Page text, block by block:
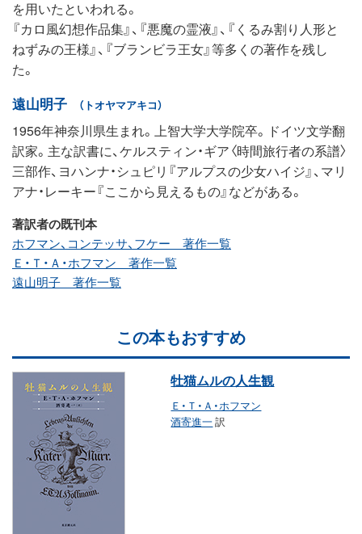
を用いたといわれる。
『カロ風幻想作品集』、『悪魔の霊液』、『くるみ割り人形と
ねずみの王様』、『ブランビラ王女』等多くの著作を残し
た。
遠山明子 （トオヤマアキコ）
1956年神奈川県生まれ。上智大学大学院卒。ドイツ文学翻
訳家。主な訳書に、ケルスティン・ギア〈時間旅行者の系譜〉
三部作、ヨハンナ・シュピリ『アルプスの少女ハイジ』、マリ
アナ・レーキー『ここから見えるもの』などがある。
著訳者の既刊本
ホフマン、コンテッサ、フケー 著作一覧
Ｅ・Ｔ・Ａ・ホフマン 著作一覧
遠山明子 著作一覧
この本もおすすめ
牡猫ムルの人生観
Ｅ・Ｔ・Ａ・ホフマン
酒寄進一訳